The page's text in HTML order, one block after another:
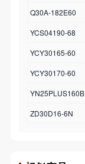
Q30A-182E60
YCS04190-68
YCY30165-60
YCY30170-60
YN25PLUS160B
ZD30D16-6N